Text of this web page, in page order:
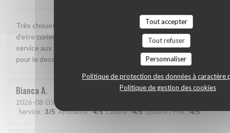
Tout accepter
Tout refuser
Personnaliser
Politique de protection des données à caractère
Politique de gestion des cookies
Très chouette formule avec 2 tailles de plats ce qui permet
d’etre curieux sans trop manger. Plats fins, savoureux, et
service aux petits soins. On reviendra (encore) notamment
pour le dessert signature !
Bianca A
2026-08-05- 20:00 - Couverts 2
Service : 3/5 Ambiance:4/5 Cuisine:4/5 Qualité / Prix:4/5